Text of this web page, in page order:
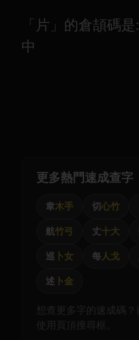
「片」的倉頡碼
中
更多熱門速成查字
韋木手 切心竹
航竹弓 丈十大
巡 卜女 每人戈
述 卜金
想查更多字的速成碼
使用頁頂搜尋框。